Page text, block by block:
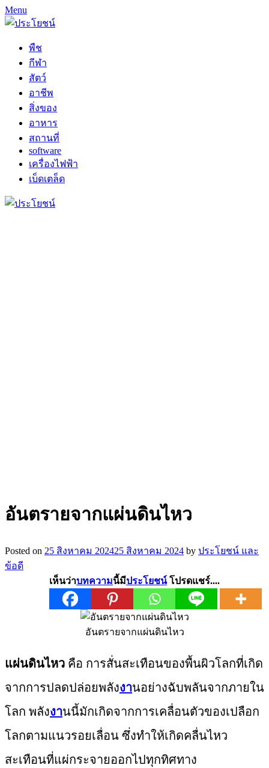
Menu
พืช
กีฬา
สัตว์
อาชีพ
สิ่งของ
อาหาร
สถานที่
software
เครื่องไฟฟ้า
เบ็ดเตล็ด
อันตรายจากแผ่นดินไหว
Posted on 25 สิงหาคม 202425 สิงหาคม 2024 by ประโยชน์ และ
ข้อดี
เห็นว่าบทความนี้มีประโยชน์โปรดแชร์....
อันตรายจากแผ่นดินไหว
แผ่นดินไหวคือ การสั่นสะเทือนของพื้นผิวโลกที่เกิด
จากการปลดปล่อยพลังงานอย่างฉับพลันจากภายใน
โลก พลังงานนี้มักเกิดจากการเคลื่อนตัวของเปลือก
โลกตามแนวรอยเลื่อน ซึ่งทำให้เกิดคลื่นไหว
สะเทือนที่แผ่กระจายออกไปทุกทิศทาง